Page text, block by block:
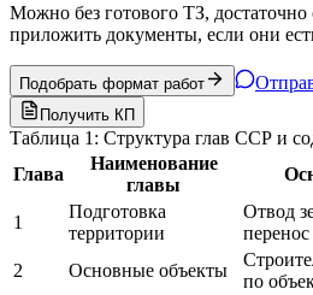
Можно без готового ТЗ, достаточно
приложить документы, если они
Подобрать формат работ
Получить КП
Таблица 1: Структура глав ССР и
Глава
Наименование
главы
1
Подготовка
территории
Отвод
2
Основные объекты
по